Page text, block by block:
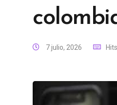
7 julio, 2026